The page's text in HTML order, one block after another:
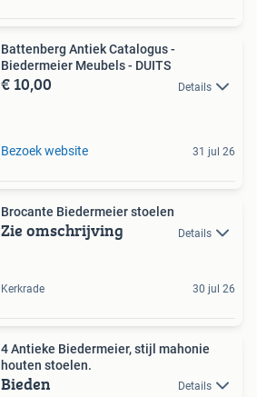
Battenberg Antiek Catalogus -
Biedermeier Meubels - DUITS
€ 10,00 Details
Bezoek website 31 jul 26
Brocante Biedermeier stoelen
Zie omschrijving Details
Kerkrade 30 jul 26
4 Antieke Biedermeier, stijl mahonie
houten stoelen.
Bieden Details